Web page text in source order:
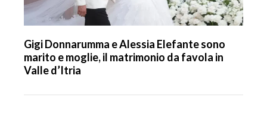
Gigi Donnarumma e Alessia Elefante sono
marito e moglie, il matrimonio da favola in
Valle d’Itria